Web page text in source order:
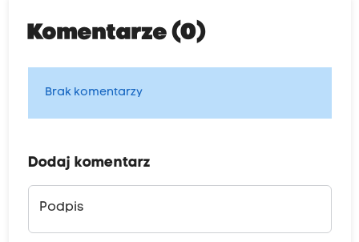
Komentarze (0)
Brak komentarzy
Dodaj komentarz
Podpis